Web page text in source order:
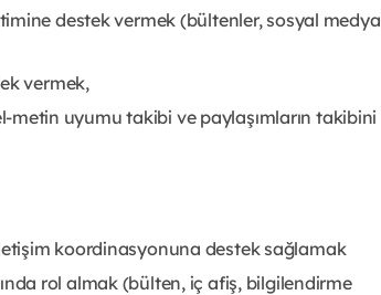
destek vermek (bültenler, sosyal medya
vermek,
uyumu takibi ve paylaşımların takibini
koordinasyonuna destek sağlamak
rol almak (bülten, iç afiş, bilgilendirme